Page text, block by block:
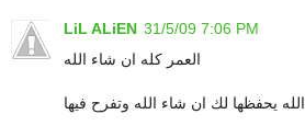
LiL ALiEN 31/5/09 7:06 PM
العمر كله ان شاء الله
الله يحفظها لك ان شاء الله وتفرح فيها